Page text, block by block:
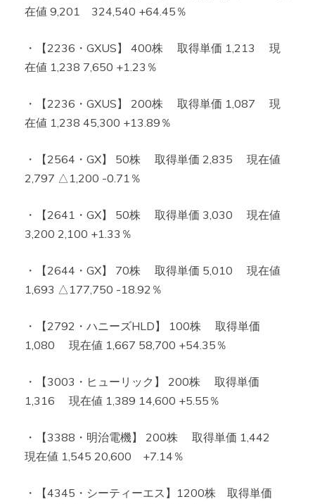
在値 9,201 324,540 +64.45％
・【2236・GXUS】 400株 取得単価 1,213 現
在値 1,238 7,650 +1.23％
・【2236・GXUS】 200株 取得単価 1,087 現
在値 1,238 45,300 +13.89％
・【2564・GX】 50株 取得単価 2,835 現在値
2,797 △1,200 -0.71％
・【2641・GX】 50株 取得単価 3,030 現在値
3,200 2,100 +1.33％
・【2644・GX】 70株 取得単価 5,010 現在値
1,693 △177,750 -18.92％
・【2792・ハニーズHLD】 100株 取得単価
1,080 現在値 1,667 58,700 +54.35％
・【3003・ヒューリック】 200株 取得単価
1,316 現在値 1,389 14,600 +5.55％
・【3388・明治電機】 200株 取得単価 1,442
現在値 1,545 20,600 +7.14％
・【4345・シーティーエス】1200株 取得単価